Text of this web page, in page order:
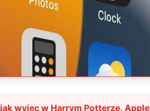
wyjec w Harrym Potterze. Apple